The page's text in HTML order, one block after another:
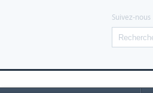
Suivez-nous